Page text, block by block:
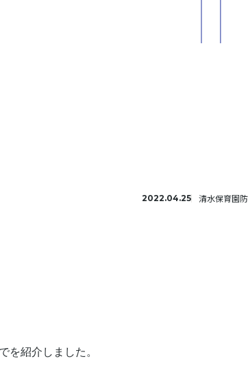
2022.04.25 清水保育園
を紹介しました。